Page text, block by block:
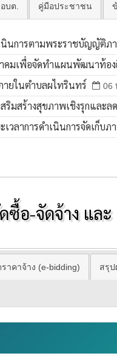
บต. คู่มือประชาชน
นินการตามพระราชบัญญัติ
รั้งที่ 2
22 มิ.ย. 2569
คมเพื่อจัดทำแผนพัฒนาท้อ
พ.ค. 2569
ยในตำบลผไทรินทร์ 06
ริมสร้างสุขภาพเชิงรุกและ
วลาการดำเนินการจัดเก็บ
ซื้อ-จัดจ้าง และ
าคาจ้าง (e-bidding) สรุป